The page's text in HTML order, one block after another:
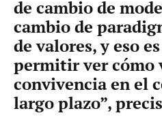
de cambio de
cambio de
de valores, y eso
permitir ver cómo
convivencia en el
largo plazo”,